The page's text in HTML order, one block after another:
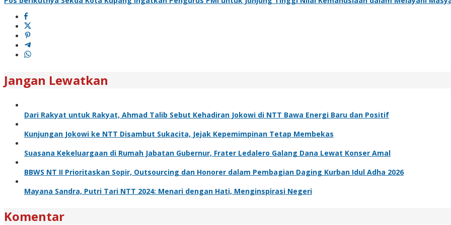
pos
Jangan Lewatkan
Dari Rakyat untuk Rakyat, Ahmad Talib Sebut Kehadiran Jokowi di NTT Bawa Energi Baru dan Positif
Kunjungan Jokowi ke NTT Disambut Sukacita, Jejak Kepemimpinan Tetap Membekas
Suasana Kekeluargaan di Rumah Jabatan Gubernur, Frater Ledalero Galang Dana Lewat Konser Amal
BBWS NT II Prioritaskan Sopir, Outsourcing dan Honorer dalam Pembagian Daging Kurban Idul Adha 2026
Mayana Sandra, Putri Tari NTT 2024: Menari dengan Hati, Menginspirasi Negeri
Komentar